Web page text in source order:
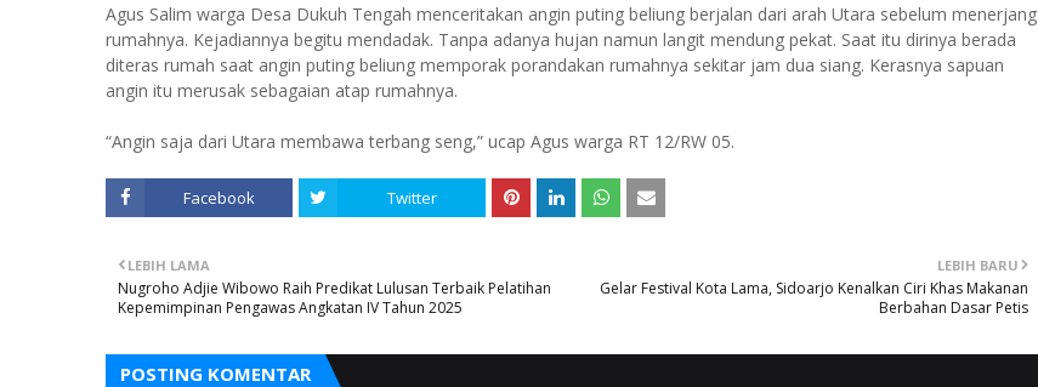
Agus Salim warga Desa Dukuh Tengah menceritakan angin puting beliung berjalan dari arah Utara sebelum menerjang
rumahnya. Kejadiannya begitu mendadak. Tanpa adanya hujan namun langit mendung pekat. Saat itu dirinya berada
diteras rumah saat angin puting beliung memporak porandakan rumahnya sekitar jam dua siang. Kerasnya sapuan
angin itu merusak sebagaian atap rumahnya.
“Angin saja dari Utara membawa terbang seng,” ucap Agus warga RT 12/RW 05.
Facebook Twitter
LEBIH BARU
Gelar Festival Kota Lama, Sidoarjo Kenalkan Ciri Khas Makanan
Berbahan Dasar Petis
LEBIH LAMA
Nugroho Adjie Wibowo Raih Predikat Lulusan Terbaik Pelatihan
Kepemimpinan Pengawas Angkatan IV Tahun 2025
POSTING KOMENTAR